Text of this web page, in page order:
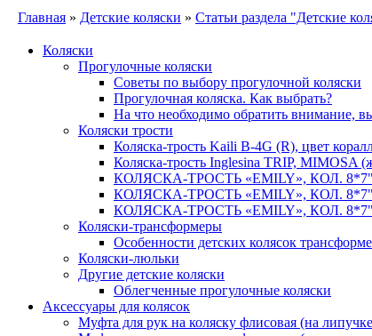
Главная » Детские коляски » Статьи раздела "Детские
Коляски
Прогулочные коляски
Советы по выбору прогулочной коляски
Прогулочная коляска. Как выбрать?
На что необходимо обратить внимание,
Коляски трости
Коляска-трость Kaili B-4G (R), цвет
Коляска-трость Inglesina TRIP, MIMOSA
КОЛЯСКА-ТРОСТЬ «EMILY», КОЛ.
КОЛЯСКА-ТРОСТЬ «EMILY», КОЛ.
КОЛЯСКА-ТРОСТЬ «EMILY», КОЛ.
Коляски-трансформеры
Особенности детских колясок
Коляски-люльки
Другие детские коляски
Облегченные прогулочные коляски
Аксессуары для колясок
Муфта для рук на коляску флисовая (на